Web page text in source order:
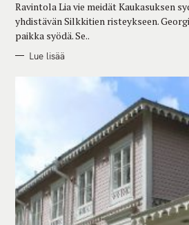
S
Ravintola Lia vie meidät Kaukasuksen
yhdistävän Silkkitien risteykseen.
paikka syödä. Se..
Lue lisää